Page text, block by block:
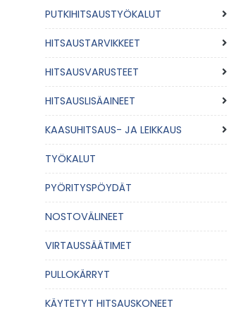
PUTKIHITSAUSTYÖKALUT
HITSAUSTARVIKKEET
HITSAUSVARUSTEET
HITSAUSLISÄAINEET
KAASUHITSAUS- JA LEIKKAUS
TYÖKALUT
PYÖRITYSPÖYDÄT
NOSTOVÄLINEET
VIRTAUSSÄÄTIMET
PULLOKÄRRYT
KÄYTETYT HITSAUSKONEET